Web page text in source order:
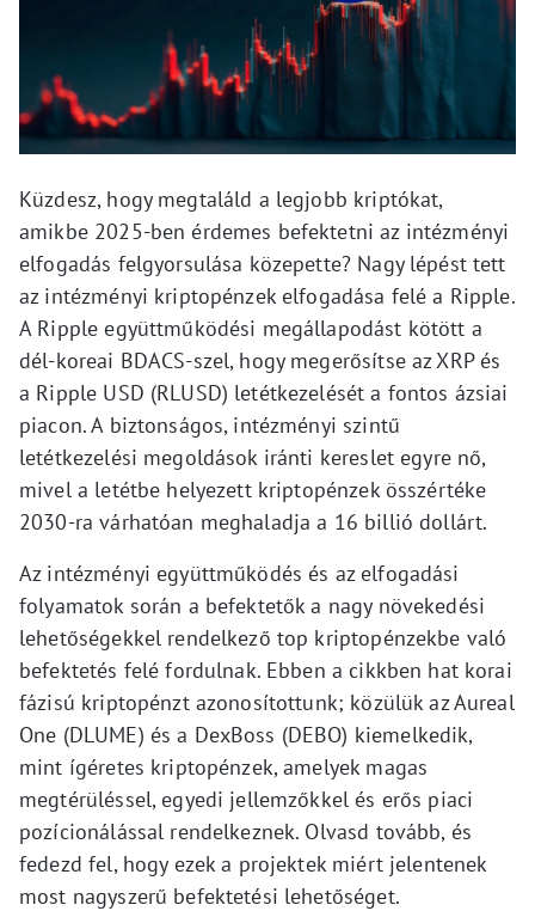
Küzdesz, hogy megtaláld a legjobb kriptókat,
amikbe 2025-ben érdemes befektetni az intézményi
elfogadás felgyorsulása közepette? Nagy lépést tett
az intézményi kriptopénzek elfogadása felé a Ripple.
A Ripple együttműködési megállapodást kötött a
dél-koreai BDACS-szel, hogy megerősítse az XRP és
a Ripple USD (RLUSD) letétkezelését a fontos ázsiai
piacon. A biztonságos, intézményi szintű
letétkezelési megoldások iránti kereslet egyre nő,
mivel a letétbe helyezett kriptopénzek összértéke
2030-ra várhatóan meghaladja a 16 billió dollárt.
Az intézményi együttműködés és az elfogadási
folyamatok során a befektetők a nagy növekedési
lehetőségekkel rendelkező top kriptopénzekbe való
befektetés felé fordulnak. Ebben a cikkben hat korai
fázisú kriptopénzt azonosítottunk; közülük az Aureal
One (DLUME) és a DexBoss (DEBO) kiemelkedik,
mint ígéretes kriptopénzek, amelyek magas
megtérüléssel, egyedi jellemzőkkel és erős piaci
pozícionálással rendelkeznek. Olvasd tovább, és
fedezd fel, hogy ezek a projektek miért jelentenek
most nagyszerű befektetési lehetőséget.